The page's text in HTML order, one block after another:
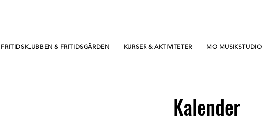
FRITIDSKLUBBEN & FRITIDSGÅRDEN KURSER & AKTIVITETER MO MUSIKSTUDIO
Kalender